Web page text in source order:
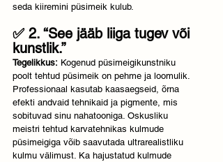
seda kiiremini püsimeik kulub.
✅ 2. “See jääb liiga tugev või
kunstlik.”
Tegelikkus: Kogenud püsimeigikunstniku
poolt tehtud püsimeik on pehme ja loomulik.
Professionaal kasutab kaasaegseid, õrna
efekti andvaid tehnikaid ja pigmente, mis
sobituvad sinu nahatooniga. Oskusliku
meistri tehtud karvatehnikas kulmude
püsimeigiga võib saavutada ultrarealistliku
kulmu välimust. Ka hajustatud kulmude